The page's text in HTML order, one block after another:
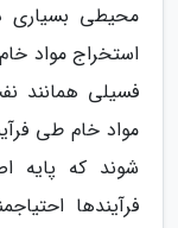
محیطی بسیاری
استخراج مواد
فسیلی همانند
مواد خام طی
شوند که پایه
فرآیندها